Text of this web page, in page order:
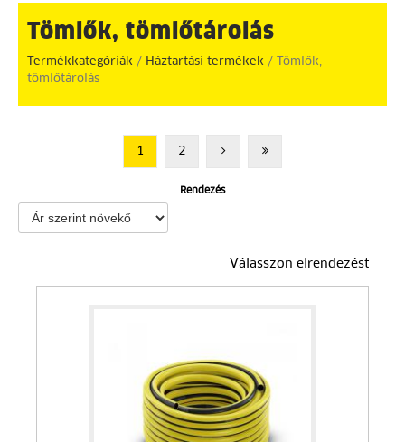
Tömlők, tömlőtárolás
Termékkategóriák / Háztartási termékek / Tömlők,
tömlőtárolás
1 2
Rendezés
Válasszon elrendezést